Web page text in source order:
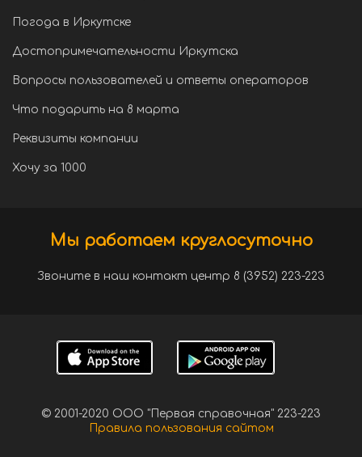
Погода в Иркутске
Достопримечательности Иркутска
Вопросы пользователей и ответы операторов
Что подарить на 8 марта
Реквизиты компании
Хочу за 1000
Мы работаем круглосуточно
Звоните в наш контакт центр 8 (3952) 223-223
© 2001-2020 ООО "Первая справочная" 223-223
Правила пользования сайтом